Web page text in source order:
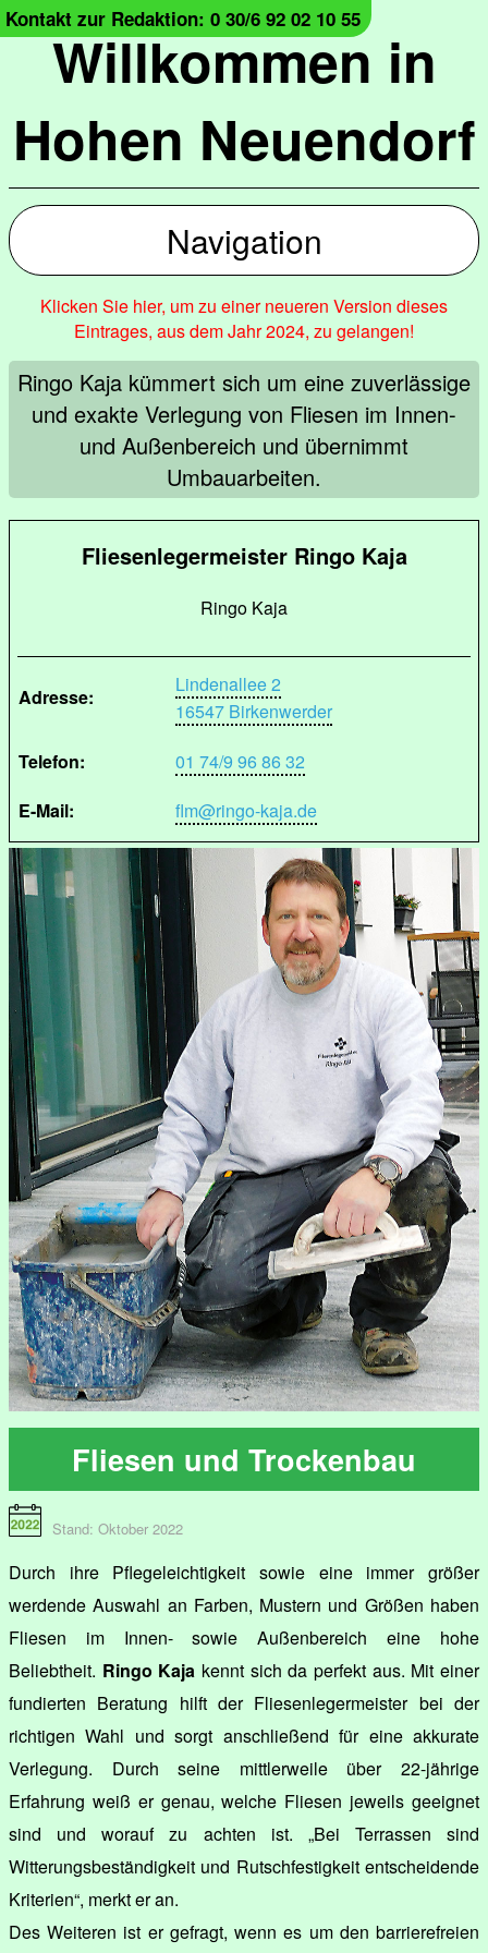
Willkommen in
Hohen Neuendorf
Kontakt zur Redaktion: 0 30/6 92 02 10 55
Navigation
Klicken Sie hier, um zu einer neueren Version dieses
Eintrages, aus dem Jahr 2024, zu gelangen!
Ringo Kaja kümmert sich um eine zuverlässige
und exakte Verlegung von Fliesen im Innen-
und Außenbereich und übernimmt
Umbauarbeiten.
Fliesenlegermeister Ringo Kaja
Ringo Kaja
Adresse:
Lindenallee 2
16547 Birkenwerder
Telefon:
01 74/9 96 86 32
E-Mail:
flm@ringo-kaja.de
Fliesen und Trockenbau
Stand: Oktober 2022
Durch ihre Pflegeleichtigkeit sowie eine immer größer
werdende Auswahl an Farben, Mustern und Größen haben
Fliesen im Innen- sowie Außenbereich eine hohe
Beliebtheit. Ringo Kaja kennt sich da perfekt aus. Mit einer
fundierten Beratung hilft der Fliesenlegermeister bei der
richtigen Wahl und sorgt anschließend für eine akkurate
Verlegung. Durch seine mittlerweile über 22-jährige
Erfahrung weiß er genau, welche Fliesen jeweils geeignet
sind und worauf zu achten ist. „Bei Terrassen sind
Witterungsbeständigkeit und Rutschfestigkeit entscheidende
Kriterien“, merkt er an.
Des Weiteren ist er gefragt, wenn es um den barrierefreien